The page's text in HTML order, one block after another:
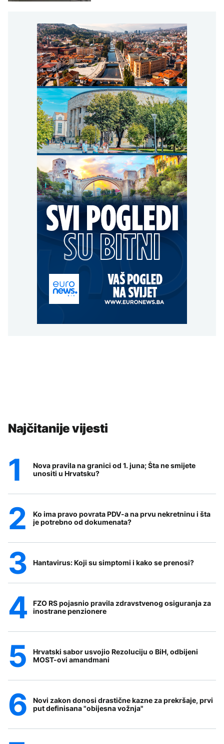
Najčitanije vijesti
Nova pravila na granici od 1. juna; Šta ne smijete
unositi u Hrvatsku?
Ko ima pravo povrata PDV-a na prvu nekretninu i šta
je potrebno od dokumenata?
Hantavirus: Koji su simptomi i kako se prenosi?
FZO RS pojasnio pravila zdravstvenog osiguranja za
inostrane penzionere
Hrvatski sabor usvojio Rezoluciju o BiH, odbijeni
MOST-ovi amandmani
Novi zakon donosi drastične kazne za prekršaje, prvi
put definisana "obijesna vožnja"